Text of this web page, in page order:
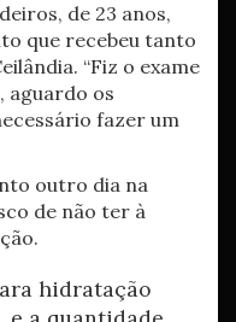
de 23 anos,
que recebeu tanto
“Fiz o exame
aguardo os
fazer um
outro dia na
de não ter à
hidratação